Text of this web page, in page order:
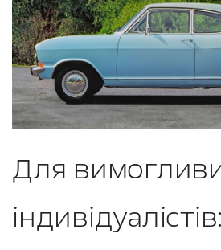
Для
індивідуалістів: